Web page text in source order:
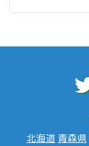
北海道 青森県